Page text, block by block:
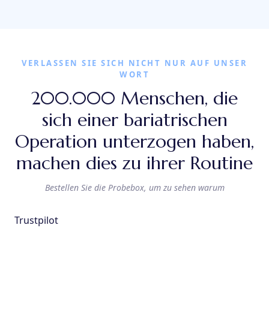
VERLASSEN SIE SICH NICHT NUR AUF UNSER
WORT
200.000 Menschen, die
sich einer bariatrischen
Operation unterzogen haben,
machen dies zu ihrer Routine
Bestellen Sie die Probebox, um zu sehen warum
Trustpilot